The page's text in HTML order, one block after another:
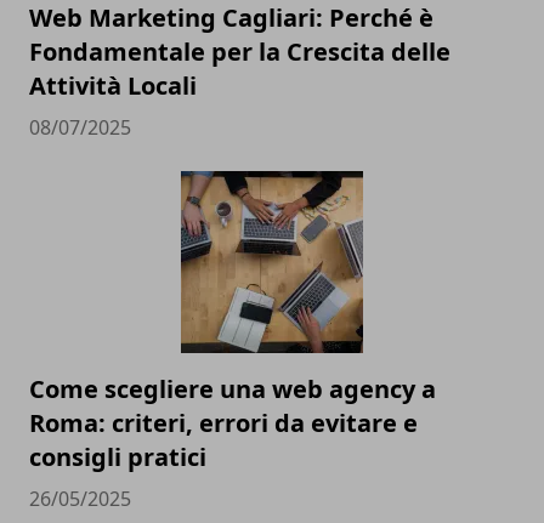
Web Marketing Cagliari: Perché è
Fondamentale per la Crescita delle
Attività Locali
08/07/2025
Come scegliere una web agency a
Roma: criteri, errori da evitare e
consigli pratici
26/05/2025